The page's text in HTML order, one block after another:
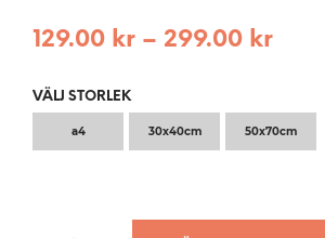
129.00 kr – 299.00 kr
VÄLJ STORLEK
a4 30x40cm 50x70cm